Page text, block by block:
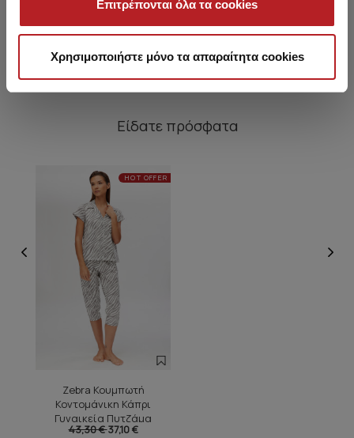
Επιτρέπονται όλα τα cookies
Χρησιμοποιήστε μόνο τα απαραίτητα cookies
Πυτζάμα
Είδατε πρόσφατα
HOT OFFER
Zebra Κουμπωτή
Κοντομάνικη Κάπρι
Γυναικεία Πυτζάμα
43,30 €37,10 €